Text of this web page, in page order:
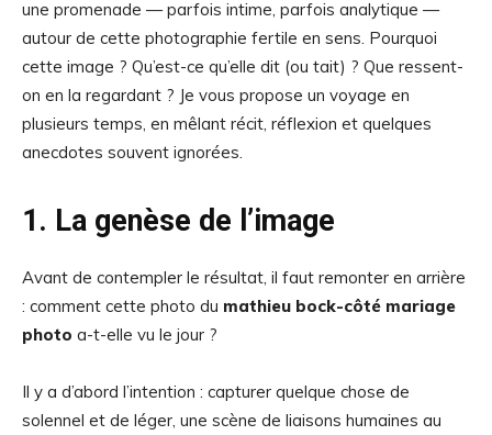
une promenade — parfois intime, parfois analytique —
autour de cette photographie fertile en sens. Pourquoi
cette image ? Qu’est-ce qu’elle dit (ou tait) ? Que ressent-
on en la regardant ? Je vous propose un voyage en
plusieurs temps, en mêlant récit, réflexion et quelques
anecdotes souvent ignorées.
1. La genèse de l’image
Avant de contempler le résultat, il faut remonter en arrière
: comment cette photo du mathieu bock-côté mariage
photo a-t-elle vu le jour ?
Il y a d’abord l’intention : capturer quelque chose de
solennel et de léger, une scène de liaisons humaines au